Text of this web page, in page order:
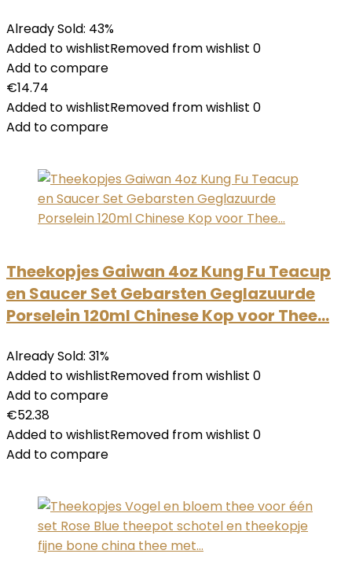
Already Sold: 43%
Added to wishlistRemoved from wishlist 0
Add to compare
€14.74
Added to wishlistRemoved from wishlist 0
Add to compare
Theekopjes Gaiwan 4oz Kung Fu Teacup
en Saucer Set Gebarsten Geglazuurde
Porselein 120ml Chinese Kop voor Thee…
Already Sold: 31%
Added to wishlistRemoved from wishlist 0
Add to compare
€52.38
Added to wishlistRemoved from wishlist 0
Add to compare